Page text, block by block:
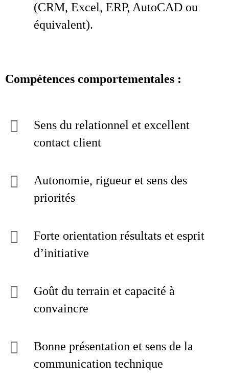
(CRM, Excel, ERP, AutoCAD ou
équivalent).
Compétences comportementales :
Sens du relationnel et excellent
contact client
Autonomie, rigueur et sens des
priorités
Forte orientation résultats et esprit
d’initiative
Goût du terrain et capacité à
convaincre
Bonne présentation et sens de la
communication technique